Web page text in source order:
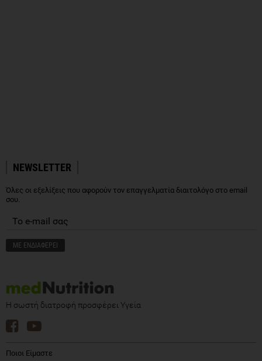
NEWSLETTER
Όλες οι εξελίξεις που αφορούν τον επαγγελματία διαιτολόγο στο email
σου.
Η σωστή διατροφή προσφέρει Υγεία
Ποιοι Είμαστε